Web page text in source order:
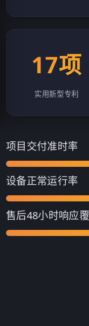
17项
实用新型专利
项目交付准时率
设备正常运行率
售后48小时响应